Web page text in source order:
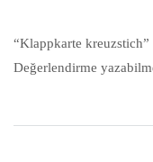
“Klappkarte
Değerlendirme